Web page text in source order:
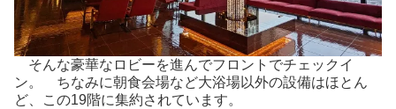
そんな豪華なロビーを進んでフロントでチェックイ
ン。 ちなみに朝食会場など大浴場以外の設備はほとん
ど、この19階に集約されています。